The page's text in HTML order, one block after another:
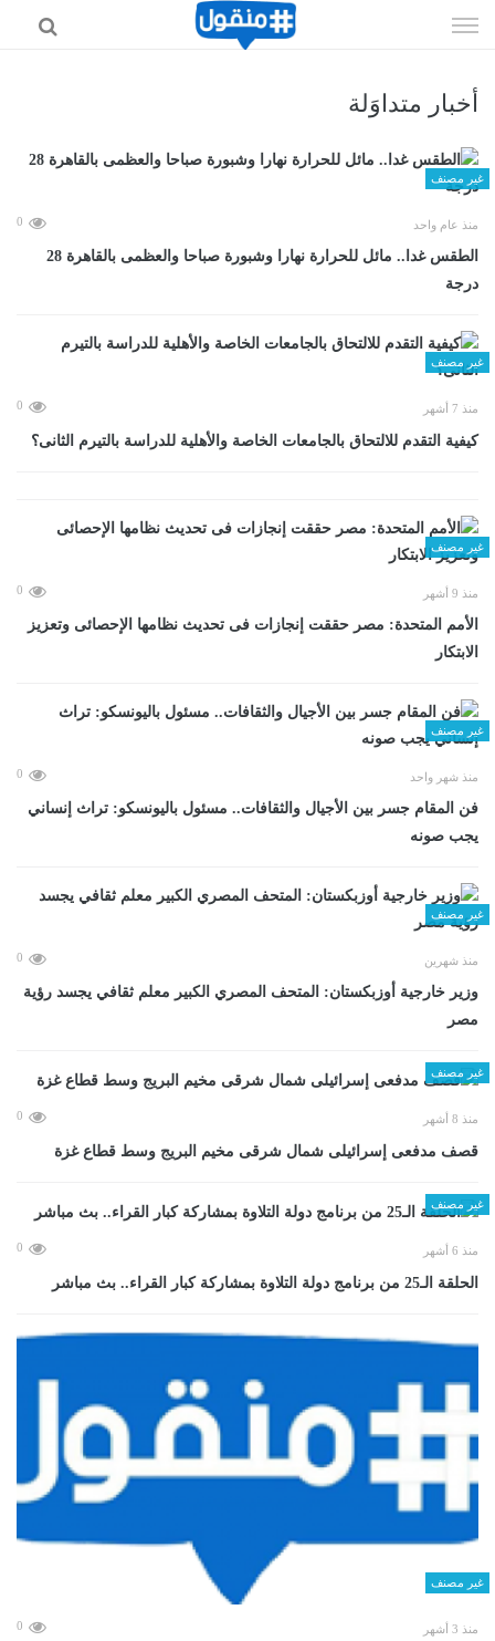
الى
أخبار متداوَلة
غير مصنف
منذ عام واحد 0
الطقس غدا.. مائل للحرارة نهارا وشبورة صباحا والعظمى بالقاهرة 28
درجة
غير مصنف
منذ 7 أشهر 0
كيفية التقدم للالتحاق بالجامعات الخاصة والأهلية للدراسة بالتيرم الثانى؟
غير مصنف
منذ 9 أشهر 0
الأمم المتحدة: مصر حققت إنجازات فى تحديث نظامها الإحصائى وتعزيز
الابتكار
غير مصنف
منذ شهر واحد 0
فن المقام جسر بين الأجيال والثقافات.. مسئول باليونسكو: تراث إنساني
يجب صونه
غير مصنف
منذ شهرين 0
وزير خارجية أوزبكستان: المتحف المصري الكبير معلم ثقافي يجسد رؤية
مصر
غير مصنف
منذ 8 أشهر 0
قصف مدفعى إسرائيلى شمال شرقى مخيم البريج وسط قطاع غزة
غير مصنف
منذ 6 أشهر 0
الحلقة الـ25 من برنامج دولة التلاوة بمشاركة كبار القراء.. بث مباشر
غير مصنف
منذ 3 أشهر 0